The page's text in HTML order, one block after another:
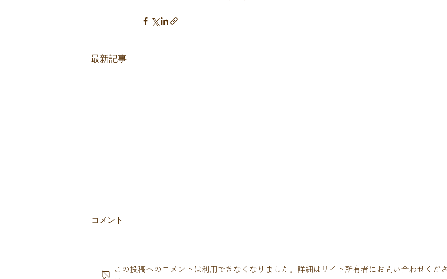
最新記事
コメント
この投稿へのコメントは利用できなくなりました。詳細はサイト所有者にお問い合わせくださ